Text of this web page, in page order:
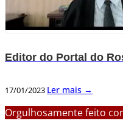
Editor do Portal do
17/01/2023 Ler mais →
Orgulhosamente feito